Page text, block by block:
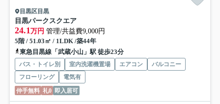
目黒区目黒
目黒パークスクエア
24.1万円 管理/共益費9,000円
5階 / 51.03㎡ / 1LDK /築44年
東急目黒線「武蔵小山」駅 徒歩23分
バス・トイレ別 室内洗濯機置場 エアコン
バルコニー
フローリング
電気有
仲手無料 礼0 即入居可